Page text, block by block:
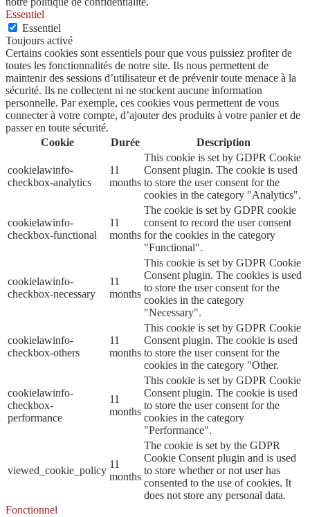
Essentiel
Essentiel
Toujours activé
Certains cookies sont essentiels pour que vous puissiez profiter de
toutes les fonctionnalités de notre site. Ils nous permettent de
maintenir des sessions d’utilisateur et de prévenir toute menace à la
sécurité. Ils ne collectent ni ne stockent aucune information
personnelle. Par exemple, ces cookies vous permettent de vous
connecter à votre compte, d’ajouter des produits à votre panier et de
passer en toute sécurité.
Cookie
Durée Description
cookielawinfo-
checkbox-analytics
11
months
This cookie is set by GDPR Cookie
Consent plugin. The cookie is used
to store the user consent for the
cookies in the category "Analytics".
cookielawinfo-
checkbox-functional
11
months
The cookie is set by GDPR cookie
consent to record the user consent
for the cookies in the category
"Functional".
cookielawinfo-
checkbox-necessary
11
months
This cookie is set by GDPR Cookie
Consent plugin. The cookies is used
to store the user consent for the
cookies in the category
"Necessary".
cookielawinfo-
checkbox-others
11
months
This cookie is set by GDPR Cookie
Consent plugin. The cookie is used
to store the user consent for the
cookies in the category "Other.
cookielawinfo-
checkbox-
performance
11
months
This cookie is set by GDPR Cookie
Consent plugin. The cookie is used
to store the user consent for the
cookies in the category
"Performance".
viewed_cookie_policy
11
months
The cookie is set by the GDPR
Cookie Consent plugin and is used
to store whether or not user has
consented to the use of cookies. It
does not store any personal data.
Fonctionnel